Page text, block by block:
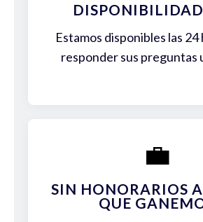
Estamos disponibles las 24
responder sus preguntas
💼
SIN HONORARIOS
QUE